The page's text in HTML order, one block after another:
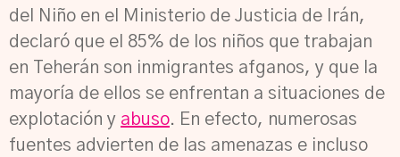
del Niño en el Ministerio de Justicia de Irán,
declaró que el 85% de los niños que trabajan
en Teherán son inmigrantes afganos, y que la
mayoría de ellos se enfrentan a situaciones de
explotación y abuso. En efecto, numerosas
fuentes advierten de las amenazas e incluso